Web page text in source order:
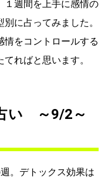
１週間を上手に感情の
に占ってみました。
情をコントロールする
ればと思います。
い ～9/2～
。デトックス効果は